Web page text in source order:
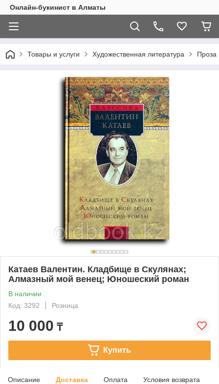
Онлайн-букинист в Алматы
Товары и услуги Художественная литература Проза
Катаев Валентин. Кладбище в Скулянах;
Алмазный мой венец; Юношеский роман
В наличии
Код: 3292
Розница
10 000 ₸
Купить
Описание Доставка Оплата Условия возврата